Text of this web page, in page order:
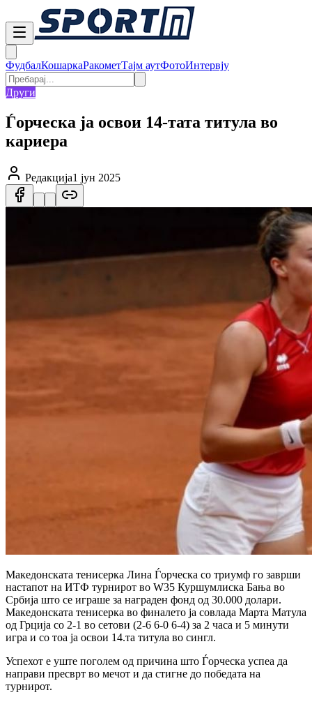
ФудбалКошаркаРакометТајм аутФотоИнтервју
Други
Ѓорческа ја освои 14-тата титула во
кариера
Редакција1 јун 2025
Македонската тенисерка Лина Ѓорческа со триумф го заврши
настапот на ИТФ турнирот во W35 Куршумлиска Бања во
Србија што се играше за награден фонд од 30.000 долари.
Македонската тенисерка во финалето ја совлада Марта Матула
од Грција со 2-1 во сетови (2-6 6-0 6-4) за 2 часа и 5 минути
игра и со тоа ја освои 14.та титула во сингл.
Успехот е уште поголем од причина што Ѓорческа успеа да
направи пресврт во мечот и да стигне до победата на
турнирот.